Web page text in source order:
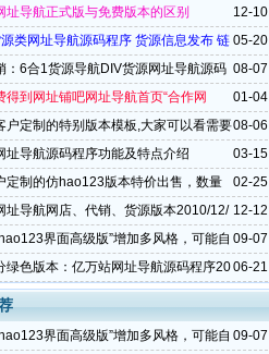
12-10
址导航正式版与免费版本的区别
05-20
类网址导航源码程序 货源信息发布 链
宝客等版简单介绍
08-07
：6合1货源导航DIV货源网址导航源码
啦
01-04
得到网址铺吧网址导航首页“合作网
友情链接
08-06
户定制的特别版本模板,大家可以看需要
03-15
址导航源码程序功能及特点介绍
02-25
定制的仿hao123版本特价出售，数量
12-12
址导航网店、代销、货源版本2010/12/
升级说明
09-07
界面高级版”增加多风格，可能自
06-21
绿色版本：亿万站网址导航源码程序20
更新升级说明
09-07
界面高级版”增加多风格，可能自